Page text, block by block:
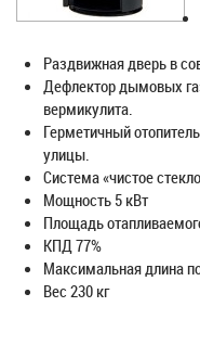
Раздвижная дверь в
Дефлектор дымовых
вермикулита.
Герметичный
улицы.
Система «чистое
Мощность 5 кВт
Площадь
КПД 77%
Максимальная длина
Вес 230 кг